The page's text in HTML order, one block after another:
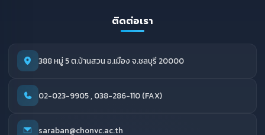
ติดต่อเรา
388 หมู่ 5 ต.บ้านสวน อ.เมือง จ.ชลบุรี 20000
02-023-9905 , 038-286-110 (FAX)
saraban@chonvc.ac.th